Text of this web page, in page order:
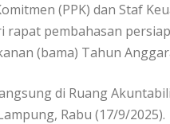
(PPK) dan Staf
rapat pembahasan
(bama) Tahun
di Ruang
Rabu (17/9/2025).